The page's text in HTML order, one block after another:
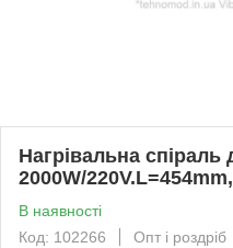
Нагрівальна
2000W/
В наявності
Код: 102266
Опт і роздріб